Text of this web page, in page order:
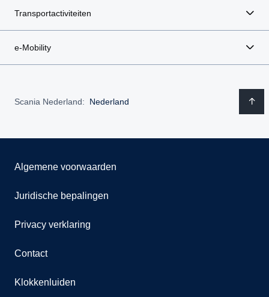
Transportactiviteiten
e-Mobility
Scania Nederland: Nederland
Algemene voorwaarden
Juridische bepalingen
Privacy verklaring
Contact
Klokkenluiden